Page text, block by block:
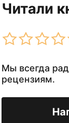
Читали
Мы всегда
рецензиям.